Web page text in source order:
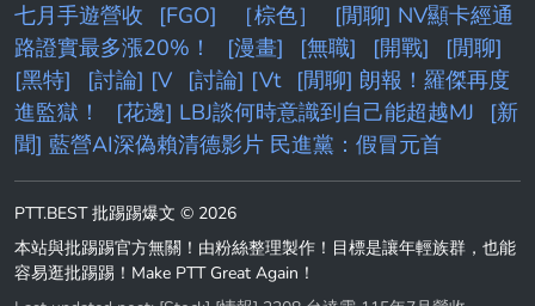
七月手遊營收
[FGO] ［棕色］
[閒聊] NV顯卡經通
路證實最多漲20%！
[漫畫] [無職] [開戰]
[閒聊]
[黑特]
[討論] [V [討論] [Vt
[閒聊] 朗報！羅傑再度
進監獄！
[花邊] LBJ談何時意識到自己能超越MJ
[新
聞] 藍營AI深偽賴清德影片 民進黨：假冒元首
PTT.BEST 批踢踢爆文 © 2026
本站與批踢踢官方無關！由粉絲整理製作！目標是讓年輕族群，也能
容易逛批踢踢！Make PTT Great Again！